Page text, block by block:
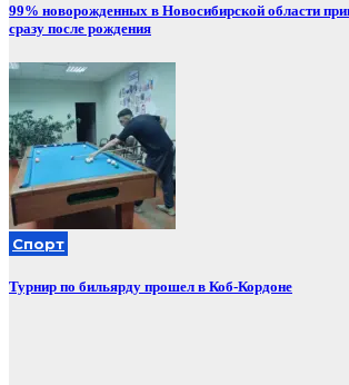
99% новорожденных в Новосибирской области
сразу после рождения
Спорт
Турнир по бильярду прошел в Коб-Кордоне